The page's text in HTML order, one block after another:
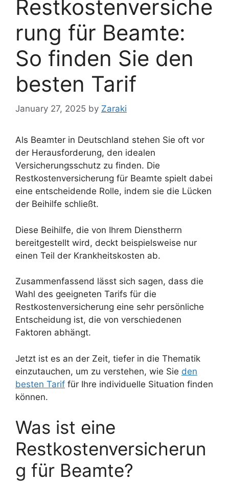
Restkostenversiche
rung für Beamte:
So finden Sie den
besten Tarif
January 27, 2025 by Zaraki
Als Beamter in Deutschland stehen Sie oft vor
der Herausforderung, den idealen
Versicherungsschutz zu finden. Die
Restkostenversicherung für Beamte spielt dabei
eine entscheidende Rolle, indem sie die Lücken
der Beihilfe schließt.
Diese Beihilfe, die von Ihrem Dienstherrn
bereitgestellt wird, deckt beispielsweise nur
einen Teil der Krankheitskosten ab.
Zusammenfassend lässt sich sagen, dass die
Wahl des geeigneten Tarifs für die
Restkostenversicherung eine sehr persönliche
Entscheidung ist, die von verschiedenen
Faktoren abhängt.
Jetzt ist es an der Zeit, tiefer in die Thematik
einzutauchen, um zu verstehen, wie Sie den
besten Tarif für Ihre individuelle Situation finden
können.
Was ist eine
Restkostenversicherun
g für Beamte?